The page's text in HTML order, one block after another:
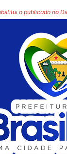
o publicado no